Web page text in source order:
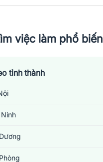
việc làm phổ biến
tỉnh thành